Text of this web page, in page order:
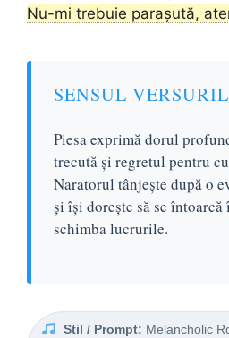
Nu-mi trebuie parașută,
SENSUL
Piesa exprimă dorul
trecută și regretul pentru
Naratorul tânjește după o
și își dorește să se
schimba lucrurile.
Stil / Prompt: Melancholic